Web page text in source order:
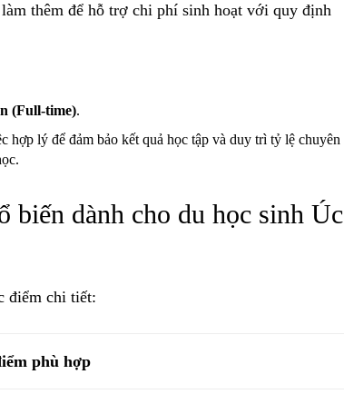
thêm để hỗ trợ chi phí sinh hoạt với quy định
(Full-time).
hợp lý để đảm bảo kết quả học tập và duy trì tỷ lệ chuyên
biến dành cho du học sinh Úc
điểm chi tiết:
phù hợp